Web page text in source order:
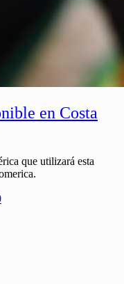
en Costa
que utilizará esta